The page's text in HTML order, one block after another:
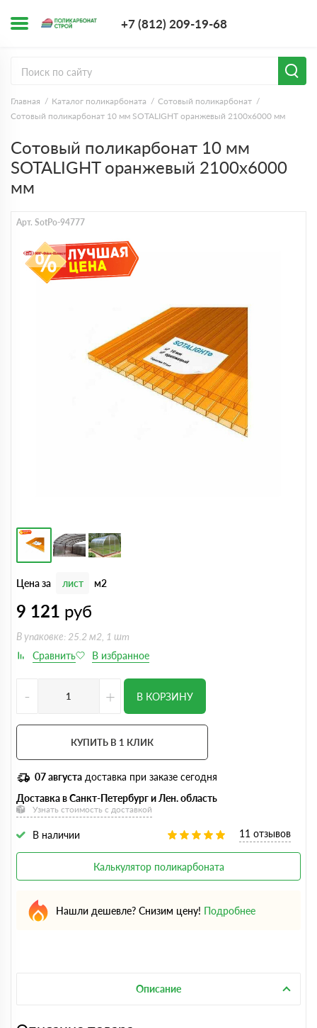
+7 (812) 209-19-68
Главная Каталог поликарбоната
Сотовый поликарбонат
Сотовый поликарбонат 10 мм SOTALIGHT оранжевый 2100х6000 мм
Сотовый поликарбонат 10 мм
SOTALIGHT оранжевый 2100х6000
мм
Арт. SotPo-94777
Цена за лист м2
9 121 руб
В упаковке: 25.2 м2, 1 шт
- + В КОРЗИНУ
КУПИТЬ В 1 КЛИК
07 августа доставка при заказе сегодня
Доставка в Санкт-Петербург и Лен. область
Узнать стоимость с доставкой
В наличии 11 отзывов
Калькулятор поликарбоната
Нашли дешевле? Снизим цену! Подробнее
Описание